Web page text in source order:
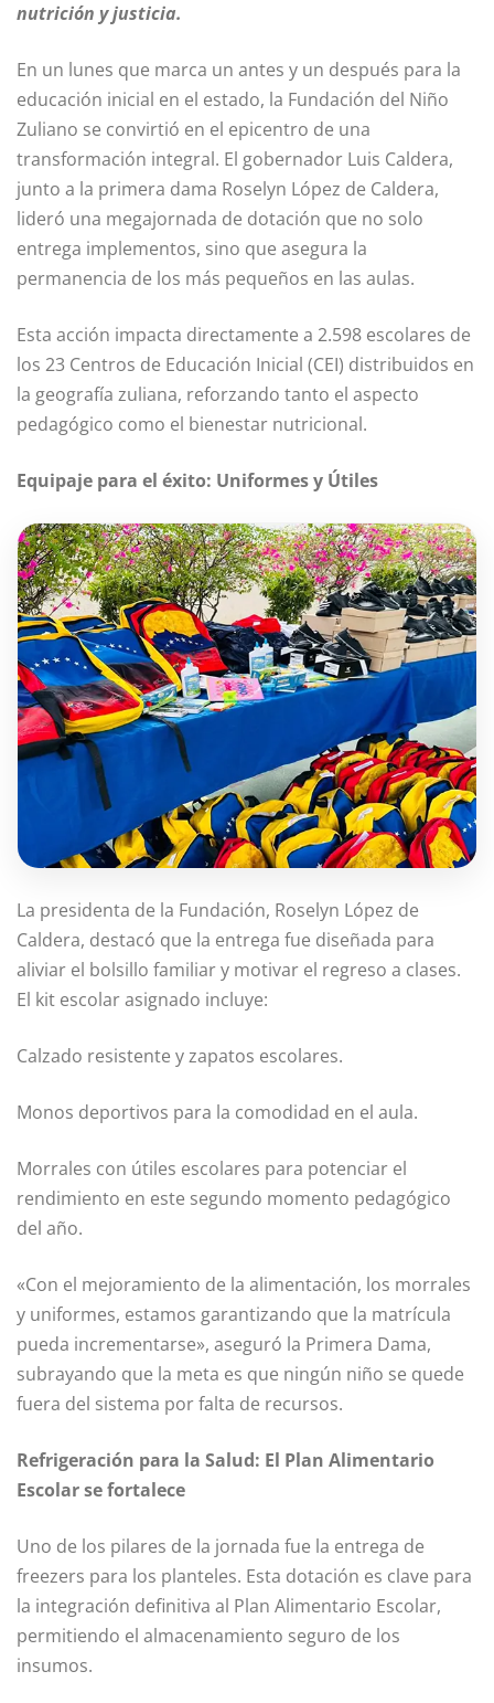
nutrición y justicia.
En un lunes que marca un antes y un después para la
educación inicial en el estado, la Fundación del Niño
Zuliano se convirtió en el epicentro de una
transformación integral. El gobernador Luis Caldera,
junto a la primera dama Roselyn López de Caldera,
lideró una megajornada de dotación que no solo
entrega implementos, sino que asegura la
permanencia de los más pequeños en las aulas.
Esta acción impacta directamente a 2.598 escolares de
los 23 Centros de Educación Inicial (CEI) distribuidos en
la geografía zuliana, reforzando tanto el aspecto
pedagógico como el bienestar nutricional.
Equipaje para el éxito: Uniformes y Útiles
La presidenta de la Fundación, Roselyn López de
Caldera, destacó que la entrega fue diseñada para
aliviar el bolsillo familiar y motivar el regreso a clases.
El kit escolar asignado incluye:
Calzado resistente y zapatos escolares.
Monos deportivos para la comodidad en el aula.
Morrales con útiles escolares para potenciar el
rendimiento en este segundo momento pedagógico
del año.
«Con el mejoramiento de la alimentación, los morrales
y uniformes, estamos garantizando que la matrícula
pueda incrementarse», aseguró la Primera Dama,
subrayando que la meta es que ningún niño se quede
fuera del sistema por falta de recursos.
Refrigeración para la Salud: El Plan Alimentario
Escolar se fortalece
Uno de los pilares de la jornada fue la entrega de
freezers para los planteles. Esta dotación es clave para
la integración definitiva al Plan Alimentario Escolar,
permitiendo el almacenamiento seguro de los
insumos.